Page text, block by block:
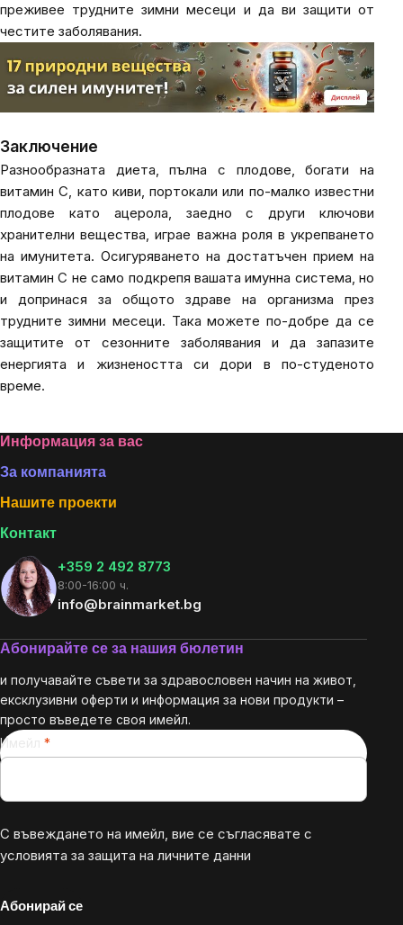
преживее трудните зимни месеци и да ви защити от
честите заболявания.
Заключение
Разнообразната диета, пълна с плодове, богати на
витамин C, като киви, портокали или по-малко известни
плодове като ацерола, заедно с други ключови
хранителни вещества, играе важна роля в укрепването
на имунитета. Осигуряването на достатъчен прием на
витамин C не само подкрепя вашата имунна система, но
и допринася за общото здраве на организма през
трудните зимни месеци. Така можете по-добре да се
защитите от сезонните заболявания и да запазите
енергията и жизнеността си дори в по-студеното
време.
Footer
Информация за вас
За компанията
Нашите проекти
Контакт
+359 2 492 8773
8:00-16:00 ч.
info@brainmarket.bg
Абонирайте се за нашия бюлетин
и получавайте съвети за здравословен начин на живот,
ексклузивни оферти и информация за нови продукти –
просто въведете своя имейл.
Имейл
С въвеждането на имейл, вие се съгласявате с
условията за защита на личните данни
Абонирай се